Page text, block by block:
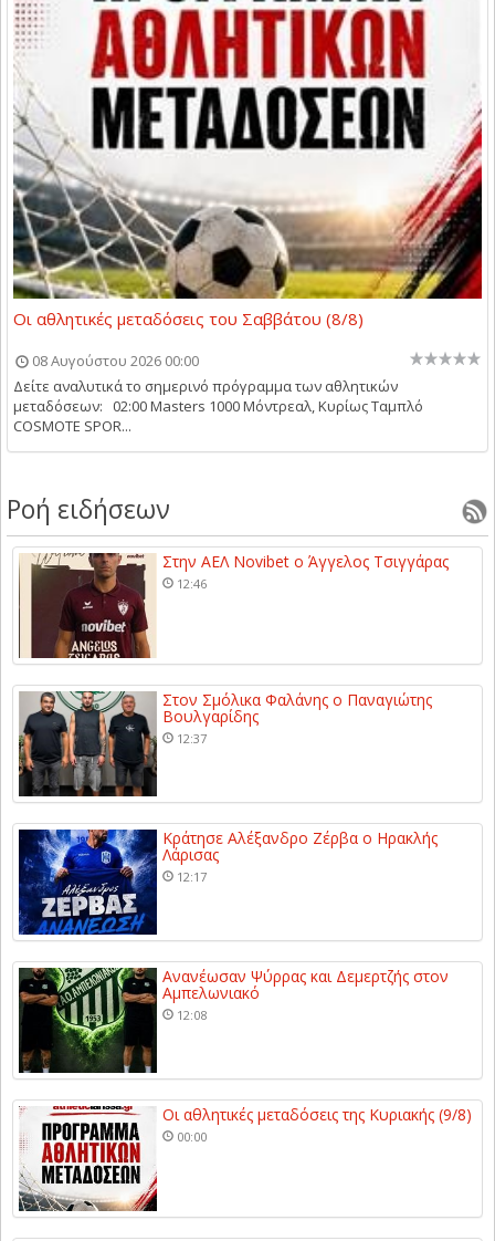
Οι αθλητικές μεταδόσεις του Σαββάτου (8/8)
08 Αυγούστου 2026 00:00
Δείτε αναλυτικά το σημερινό πρόγραμμα των αθλητικών
μεταδόσεων: 02:00 Masters 1000 Μόντρεαλ, Κυρίως Ταμπλό
COSMOTE SPOR...
Ροή ειδήσεων
Στην ΑΕΛ Novibet ο Άγγελος Τσιγγάρας
12:46
Στον Σμόλικα Φαλάνης ο Παναγιώτης
Βουλγαρίδης
12:37
Κράτησε Αλέξανδρο Ζέρβα ο Ηρακλής
Λάρισας
12:17
Ανανέωσαν Ψύρρας και Δεμερτζής στον
Αμπελωνιακό
12:08
Οι αθλητικές μεταδόσεις της Κυριακής (9/8)
00:00